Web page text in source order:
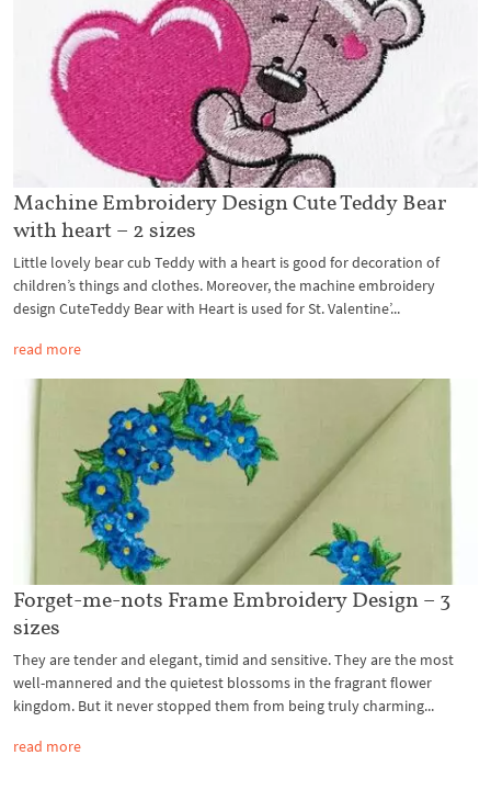
Machine Embroidery Design Cute Teddy Bear
with heart – 2 sizes
Little lovely bear cub Teddy with a heart is good for decoration of
children’s things and clothes. Moreover, the machine embroidery
design CuteTeddy Bear with Heart is used for St. Valentine’...
read more
Forget-me-nots Frame Embroidery Design – 3
sizes
They are tender and elegant, timid and sensitive. They are the most
well-mannered and the quietest blossoms in the fragrant flower
kingdom. But it never stopped them from being truly charming...
read more